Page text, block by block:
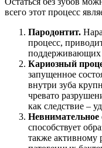
всего этот процесс
Пародонтит.
процесс,
поддерживающих
Кариозный
запущенное
внутри зуба
чревато
как следствие –
Невнимательное
способствует
также активному